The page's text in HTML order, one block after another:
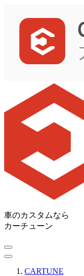
車のカスタムなら
カーチューン
CARTUNE